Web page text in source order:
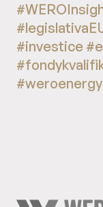
#investice
#weroenergy